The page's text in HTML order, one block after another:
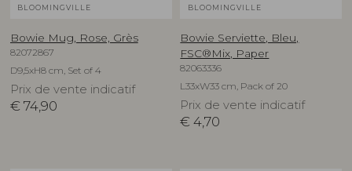
BLOOMINGVILLE
Bowie Mug, Rose, Grès
82072867
D9,5xH8 cm, Set of 4
Prix de vente indicatif
€ 74,90
BLOOMINGVILLE
Bowie Serviette, Bleu,
FSC®Mix, Paper
82063336
L33xW33 cm, Pack of 20
Prix de vente indicatif
€ 4,70